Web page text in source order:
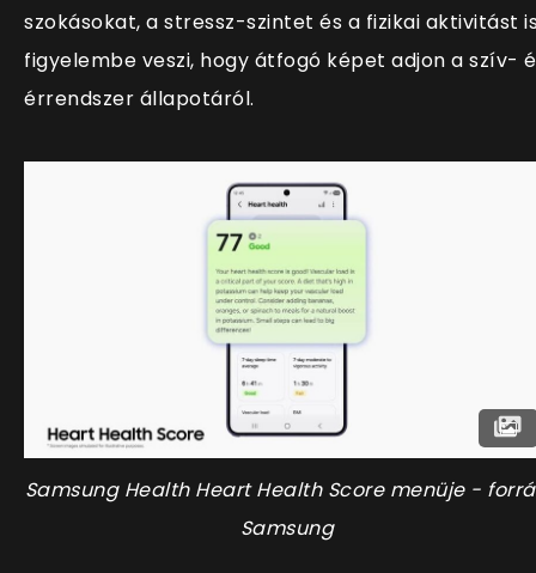
szokásokat, a stressz-szintet és a fizikai aktivitást
figyelembe veszi, hogy átfogó képet adjon a szív-
érrendszer állapotáról.
Samsung Health Heart Health Scoremenüje -
Samsung